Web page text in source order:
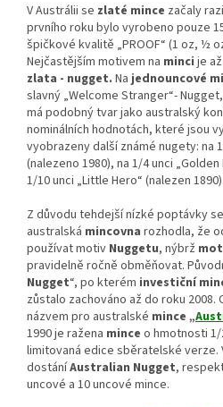
V Austrálii se zlaté mince začaly
prvního roku bylo vyrobeno pouze
špičkové kvalitě „PROOF“ (1 oz, ½
Nejčastějším motivem na minci je
zlata - nugget. Na jednouncové
slavný „Welcome Stranger“-
má podobný tvar jako australský
nominálních hodnotách, které jsou
vyobrazeny další známé nugety: na
(nalezeno 1980), na 1/4 unci
1/10 unci „Little Hero“ (nalezen 1890).
Z důvodu tehdejší nízké poptávky se
australská mincovna rozhodla, že
používat motiv Nuggetu, nýbrž
pravidelně ročně obměňovat.
Nugget“, po kterém investiční
zůstalo zachováno až do roku 2008.
názvem pro australské mince „
1990 je ražena mince o hmotnosti
limitovaná edice sběratelské verze.
dostáníAustralian Nugget,
uncové a 10 uncové mince.